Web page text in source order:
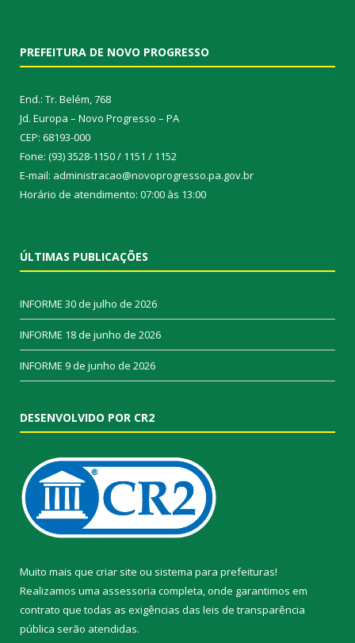
PREFEITURA DE NOVO PROGRESSO
End.: Tr. Belém, 768
Jd. Europa – Novo Progresso – PA
CEP: 68193-000
Fone: (93) 3528-1150 / 1151 / 1152
E-mail: administracao@novoprogresso.pa.gov.br
Horário de atendimento: 07:00 às 13:00
ÚLTIMAS PUBLICAÇÕES
INFORME 30 de julho de 2026
INFORME 18 de junho de 2026
INFORME 9 de junho de 2026
DESENVOLVIDO POR CR2
Muito mais que criar site ou sistema para prefeituras!
Realizamos uma assessoria completa, onde garantimos em
contrato que todas as exigências das leis de transparência
pública serão atendidas.